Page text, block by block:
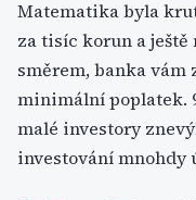
Matematika byla
za tisíc korun a ještě
směrem, banka vám
minimální poplatek.
malé investory
investování mnohdy